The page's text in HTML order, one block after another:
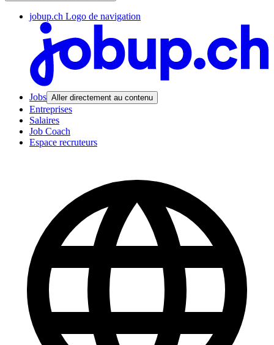
jobup.ch Logo de navigation
Jobs Aller directement au contenu
Entreprises
Salaires
Job Coach
Espace recruteurs